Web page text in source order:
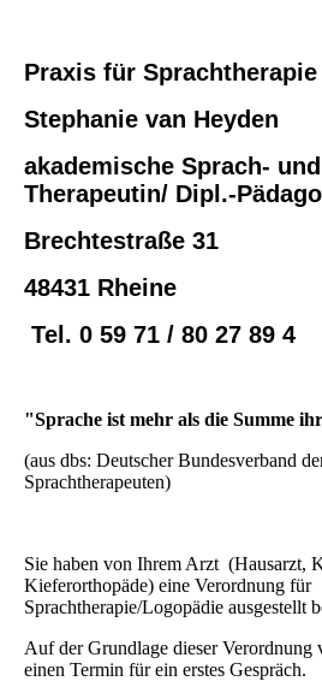
Praxis für
Stephanie van Heyden
akademische Sprach-
Therapeutin/ Dipl.-
Brechtestraße 31
48431 Rheine
Tel. 0 59 71 / 80 27 89 4
"Sprache ist mehr als die Summe
(aus dbs: Deutscher Bundesverband
Sprachtherapeuten)
Sie haben von Ihrem Arzt (Hausarzt,
Kieferorthopäde) eine Verordnung für
Sprachtherapie/Logopädie ausgestellt
Auf der Grundlage dieser Verordnung
einen Termin für ein erstes Gespräch.